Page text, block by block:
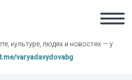
культуре, людях и новостях — у
t.me/varyadavydovabg